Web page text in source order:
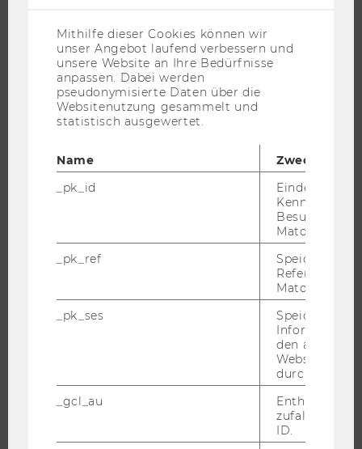
EVENTS ARCHIV
WU FOUNDATION
JOBPORTAL
RESEARCH CAREER
JOBS MIT WU-STUDIUM
Mithilfe dieser Cookies können wir
unser Angebot laufend verbessern und
unsere Website an Ihre Bedürfnisse
anpassen. Dabei werden
pseudonymisierte Daten über die
Websitenutzung gesammelt und
statistisch ausgewertet.
Name
Zweck
_pk_id
Eindeutige
Besuchers
Matomo.
_pk_ref
Speicherung
Referrers
Matomo.
_pk_ses
Speicherung
den aktuellen
durch
_gcl_au
Enthält eine
ID.